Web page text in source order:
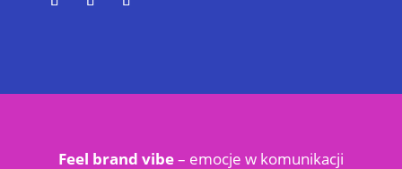
Feel brand vibe– emocje wkomunikacji